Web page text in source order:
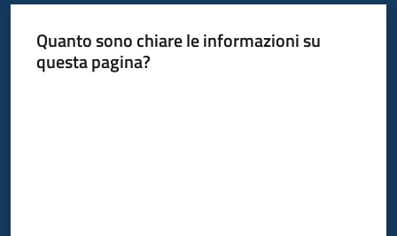
Quanto sono chiare le informazioni su
questa pagina?